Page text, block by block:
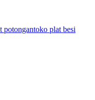
potongantoko plat besi